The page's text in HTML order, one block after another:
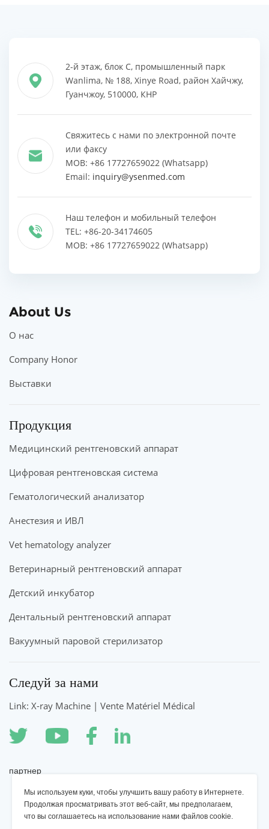
Мы используем куки, чтобы улучшить вашу работу в Интернете.
Продолжая просматривать этот веб-сайт, мы предполагаем,
что вы соглашаетесь на использование нами файлов cookie.
2-й этаж, блок C, промышленный парк
Wanlima, № 188, Xinye Road, район Хайчжу,
Гуанчжоу, 510000, КНР
Свяжитесь с нами по электронной почте
или факсу
MOB: +86 17727659022 (Whatsapp)
Email: inquiry@ysenmed.com
Наш телефон и мобильный телефон
TEL: +86-20-34174605
MOB: +86 17727659022 (Whatsapp)
About Us
О нас
Company Honor
Выставки
Продукция
Медицинский рентгеновский аппарат
Цифровая рентгеновская система
Гематологический анализатор
Анестезия и ИВЛ
Vet hematology analyzer
Ветеринарный рентгеновский аппарат
Детский инкубатор
Дентальный рентгеновский аппарат
Вакуумный паровой стерилизатор
Следуй за нами
Link: X-ray Machine | Vente Matériel Médical
партнер
Рентгеновский аппарат YSENMED